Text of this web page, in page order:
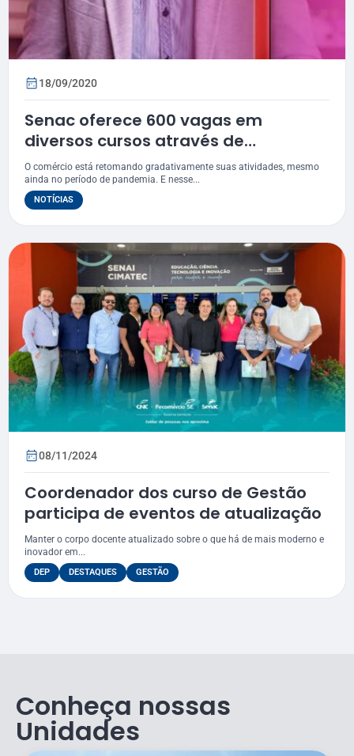
18/09/2020
Senac oferece 600 vagas em
diversos cursos através de
programa de gratuidade
O comércio está retomando gradativamente suas atividades, mesmo
ainda no período de pandemia. E nesse...
NOTÍCIAS
08/11/2024
Coordenador dos curso de Gestão
participa de eventos de atualização
Manter o corpo docente atualizado sobre o que há de mais moderno e
inovador em...
DEP DESTAQUES GESTÃO
Conheça nossas
Unidades